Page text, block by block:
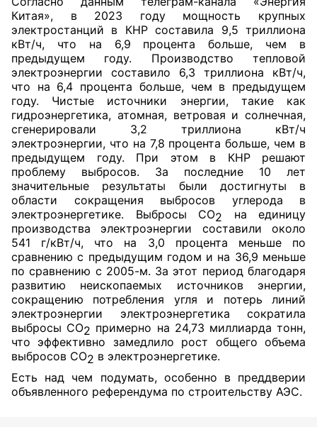
Китая», в 2023 году мощность крупных
электростанций в КНР составила 9,5 триллиона
кВт/ч, что на 6,9 процента больше, чем в
предыдущем году. Производство тепловой
электроэнергии составило 6,3 триллиона кВт/ч,
что на 6,4 процента больше, чем в предыдущем
году. Чистые источники энергии, такие как
гидроэнергетика, атомная, ветровая и солнечная,
сгенерировали 3,2 триллиона кВт/ч
электроэнергии, что на 7,8 процента больше, чем в
предыдущем году. При этом в КНР решают
проблему выбросов. За последние 10 лет
значительные результаты были достигнуты в
области сокращения выбросов углерода в
электроэнергетике. Выбросы CO2 на единицу
производства электроэнергии составили около
541 г/кВт/ч, что на 3,0 процента меньше по
сравнению с предыдущим годом и на 36,9 меньше
по сравнению с 2005-м. За этот период благодаря
развитию неископаемых источников энергии,
сокращению потребления угля и потерь линий
электроэнергии электроэнергетика сократила
выбросы CO2 примерно на 24,73 миллиарда тонн,
что эффективно замедлило рост общего объема
выбросов CO2 в электроэнергетике.
Есть над чем подумать, особенно в преддверии
объявленного референдума по строительству АЭС.